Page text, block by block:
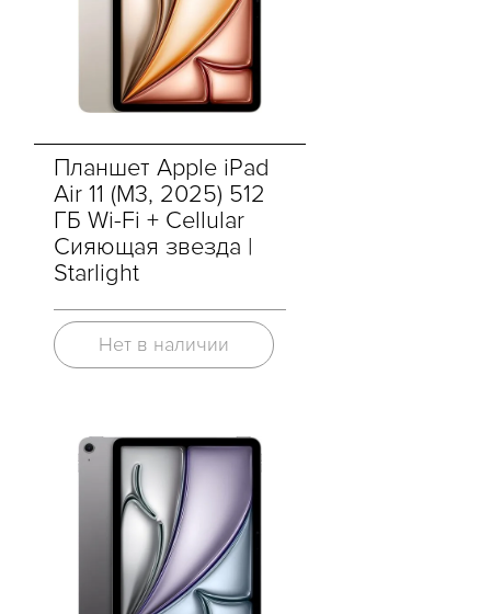
Планшет Apple iPad
Air 11 (M3, 2025) 512
ГБ Wi-Fi + Cellular
Сияющая звезда |
Starlight
Нет в наличии